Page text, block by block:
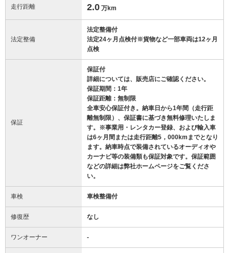
走行距離 2.0 万km
法定整備
法定整備付
法定24ヶ月点検付※貨物など一部車両は12ヶ月
点検
保証
保証付
詳細については、販売店にご確認ください。
保証期間：1年
保証距離：無制限
全車安心保証付き。納車日から1年間（走行距
離無制限）、保証書に基づき無料修理いたしま
す。※事業用・レンタカー登録、および輸入車
は6ヶ月間または走行距離5，000kmまでとなり
ます。納車時点で装備されているオーディオや
カーナビ等の装備類も保証対象です。保証範囲
などの詳細は弊社ホームページをご覧くださ
い。
車検 車検整備付
修復歴 なし
ワンオーナー -